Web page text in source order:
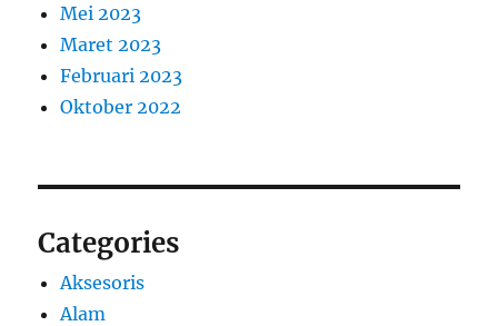
Mei 2023
Maret 2023
Februari 2023
Oktober 2022
Categories
Aksesoris
Alam